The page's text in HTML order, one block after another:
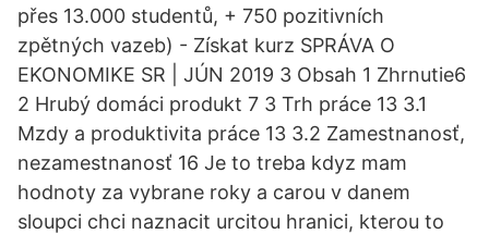
přes 13.000 studentů, + 750 pozitivních
zpětných vazeb) - Získat kurz SPRÁVA O
EKONOMIKE SR | JÚN 2019 3 Obsah 1 Zhrnutie6
2 Hrubý domáci produkt 7 3 Trh práce 13 3.1
Mzdy a produktivita práce 13 3.2 Zamestnanosť,
nezamestnanosť 16 Je to treba kdyz mam
hodnoty za vybrane roky a carou v danem
sloupci chci naznacit urcitou hranici, kterou to